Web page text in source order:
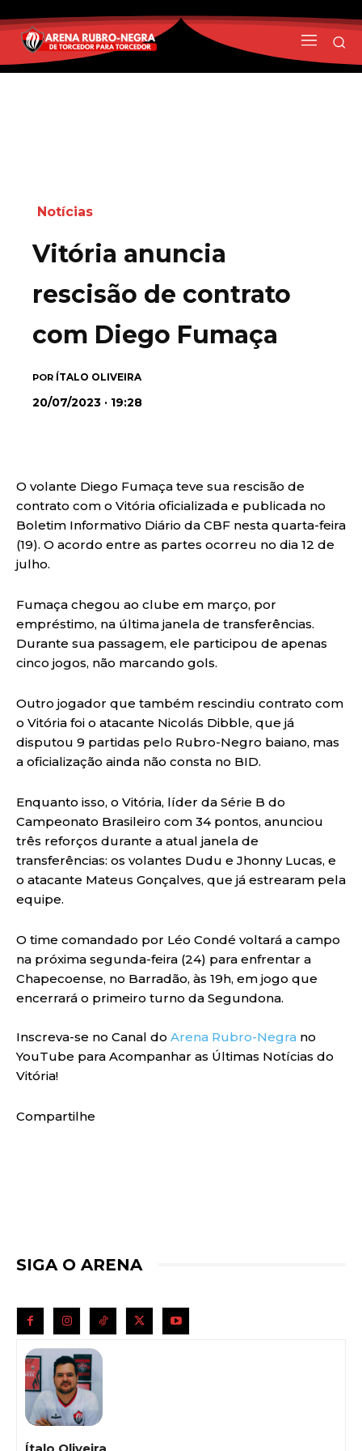
Notícias
Vitória anuncia
rescisão de contrato
com Diego Fumaça
POR ÍTALO OLIVEIRA
20/07/2023 · 19:28
O volante Diego Fumaça teve sua rescisão de
contrato com o Vitória oficializada e publicada no
Boletim Informativo Diário da CBF nesta quarta-feira
(19). O acordo entre as partes ocorreu no dia 12 de
julho.
Fumaça chegou ao clube em março, por
empréstimo, na última janela de transferências.
Durante sua passagem, ele participou de apenas
cinco jogos, não marcando gols.
Outro jogador que também rescindiu contrato com
o Vitória foi o atacante Nicolás Dibble, que já
disputou 9 partidas pelo Rubro-Negro baiano, mas
a oficialização ainda não consta no BID.
Enquanto isso, o Vitória, líder da Série B do
Campeonato Brasileiro com 34 pontos, anunciou
três reforços durante a atual janela de
transferências: os volantes Dudu e Jhonny Lucas, e
o atacante Mateus Gonçalves, que já estrearam pela
equipe.
O time comandado por Léo Condé voltará a campo
na próxima segunda-feira (24) para enfrentar a
Chapecoense, no Barradão, às 19h, em jogo que
encerrará o primeiro turno da Segundona.
Inscreva-se no Canal do Arena Rubro-Negra no
YouTube para Acompanhar as Últimas Notícias do
Vitória!
Compartilhe
SIGA O ARENA